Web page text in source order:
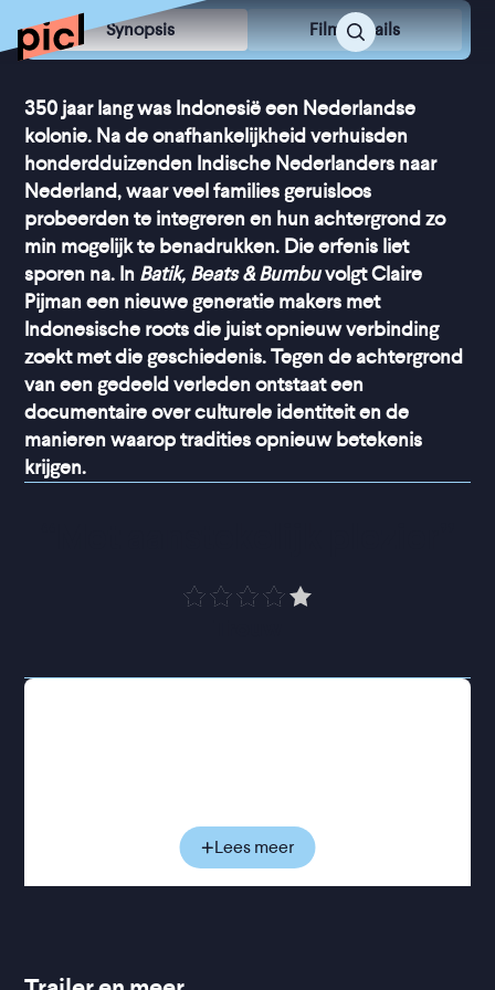
Synopsis Film Details
350 jaar lang was Indonesië een Nederlandse
kolonie. Na de onafhankelijkheid verhuisden
honderdduizenden Indische Nederlanders naar
Nederland, waar veel families geruisloos
probeerden te integreren en hun achtergrond zo
min mogelijk te benadrukken. Die erfenis liet
sporen na. In Batik, Beats & Bumbuvolgt Claire
Pijman een nieuwe generatie makers met
Indonesische roots die juist opnieuw verbinding
zoekt met die geschiedenis. Tegen de achtergrond
van een gedeeld verleden ontstaat een
documentaire over culturele identiteit en de
manieren waarop tradities opnieuw betekenis
krijgen.
Batik, Beats & Bumbu
popmuziek uit de jaren zeventig en tachtig nieuw
leven in, en experimenteert culinair kunstenaar
Vanja van der Leeden voorbij de bekende rijsttafel
Lees meer